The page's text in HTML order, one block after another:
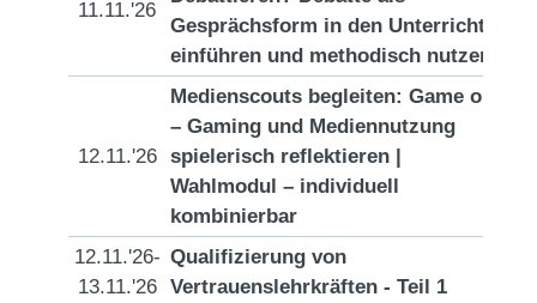
11.11.'26
Gesprächsform in den Unterricht
einführen und methodisch nutzen
12.11.'26
Medienscouts begleiten: Game on!
– Gaming und Mediennutzung
spielerisch reflektieren |
Wahlmodul – individuell
kombinierbar
12.11.'26-
13.11.'26
Qualifizierung von
Vertrauenslehrkräften - Teil 1